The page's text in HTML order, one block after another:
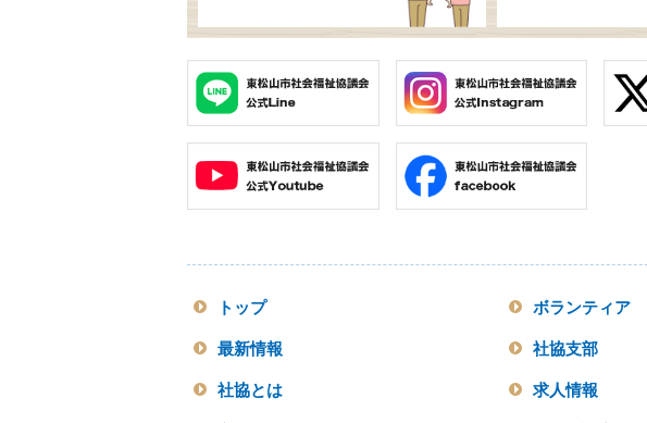
トップ
最新情報
社協とは
ボランティア
社協支部
求人情報